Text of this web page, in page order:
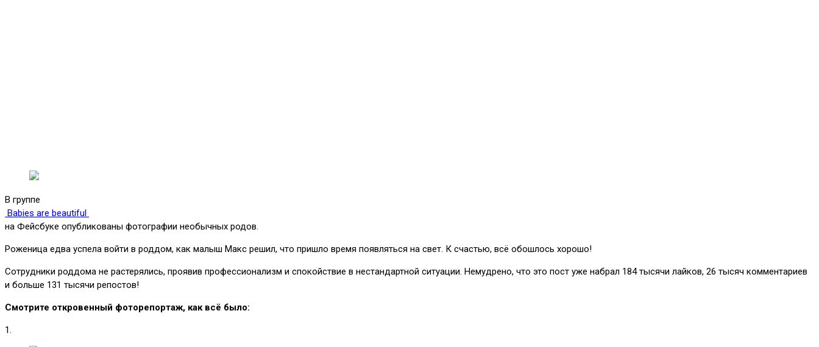
В группе
Babies are beautiful
на Фейсбуке опубликованы фотографии необычных родов.
Роженица едва успела войти в роддом, как малыш Макс решил, что пришло время появляться на свет. К счастью, всё обошлось хорошо!
Сотрудники роддома не растерялись, проявив профессионализм и спокойствие в нестандартной ситуации. Немудрено, что это пост уже набрал 184 тысячи лайков, 26 тысяч комментариев
и больше 131 тысячи репостов!
Смотрите откровенный фоторепортаж, как всё было:
1.